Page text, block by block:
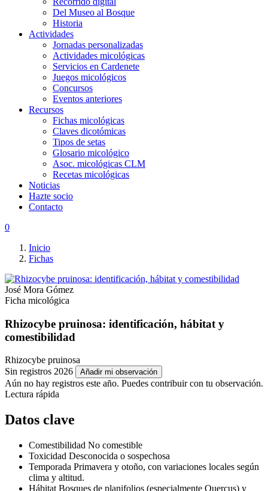
Del Museo al Bosque
Historia
Actividades
Jornadas personalizadas
Actividades micológicas
Servicios en Cardenete
Juegos micológicos
Concursos
Eventos anteriores
Recursos
Fichas micológicas
Claves dicotómicas
Tipos de setas
Glosario micológico
Asoc. micológicas CLM
Recetas micológicas
Noticias
Hazte socio
Contacto
0
Inicio
Fichas
José Mora Gómez
Ficha micológica
Rhizocybe pruinosa: identificación, hábitat y
comestibilidad
Rhizocybe pruinosa
Sin registros 2026
Añadir mi observación
Aún no hay registros este año. Puedes contribuir con tu observación.
Lectura rápida
Datos clave
Comestibilidad No comestible
Toxicidad Desconocida o sospechosa
Temporada Primavera y otoño, con variaciones locales según
clima y altitud.
Hábitat Bosques de planifolios (especialmente Quercus) y